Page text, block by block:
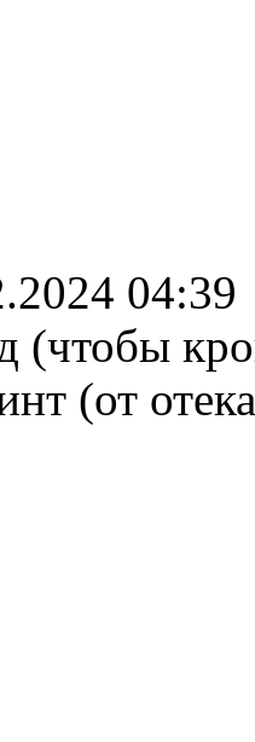
04:39
(чтобы
(от